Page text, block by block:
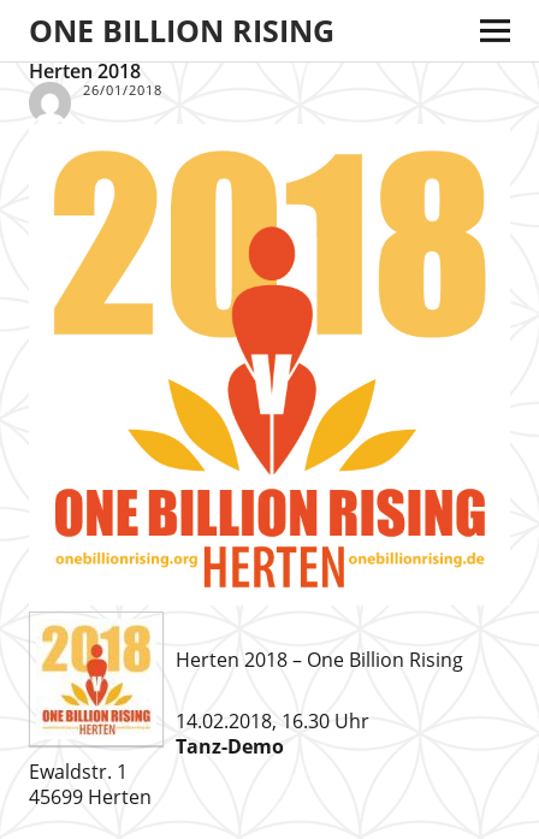
ONE BILLION RISING
Herten 2018
26/01/2018
Herten 2018 – One Billion Rising
14.02.2018, 16.30 Uhr
Tanz-Demo
Ewaldstr. 1
45699 Herten